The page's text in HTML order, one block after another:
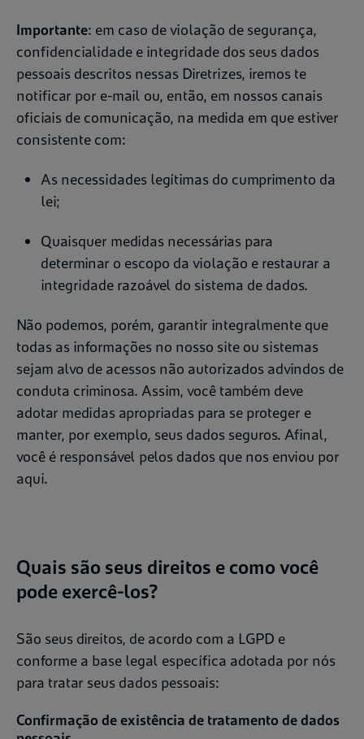
Importante: em caso de violação de segurança,
confidencialidade e integridade dos seus dados
pessoais descritos nessas Diretrizes, iremos te
notificar por e-mail ou, então, em nossos canais
oficiais de comunicação, na medida em que estiver
consistente com:
As necessidades legítimas do cumprimento da
lei;
Quaisquer medidas necessárias para
determinar o escopo da violação e restaurar a
integridade razoável do sistema de dados.
Não podemos, porém, garantir integralmente que
todas as informações no nosso site ou sistemas
sejam alvo de acessos não autorizados advindos de
conduta criminosa. Assim, você também deve
adotar medidas apropriadas para se proteger e
manter, por exemplo, seus dados seguros. Afinal,
você é responsável pelos dados que nos enviou por
aqui.
Quais são seus direitos e como você
pode exercê-los?
São seus direitos, de acordo com a LGPD e
conforme a base legal específica adotada por nós
para tratar seus dados pessoais:
Confirmação de existência de tratamento de dados